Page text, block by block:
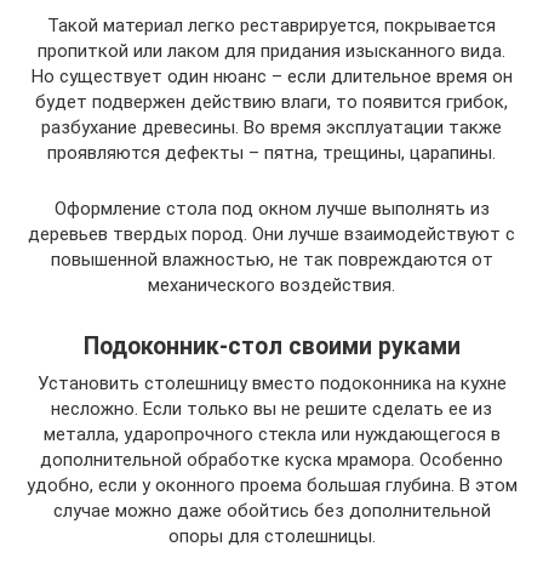
Такой материал легко реставрируется, покрывается
пропиткой или лаком для придания изысканного вида.
Но существует один нюанс – если длительное время он
будет подвержен действию влаги, то появится грибок,
разбухание древесины. Во время эксплуатации также
проявляются дефекты – пятна, трещины, царапины.
Оформление стола под окном лучше выполнять из
деревьев твердых пород. Они лучше взаимодействуют с
повышенной влажностью, не так повреждаются от
механического воздействия.
Подоконник-стол своими руками
Установить столешницу вместо подоконника на кухне
несложно. Если только вы не решите сделать ее из
металла, ударопрочного стекла или нуждающегося в
дополнительной обработке куска мрамора. Особенно
удобно, если у оконного проема большая глубина. В этом
случае можно даже обойтись без дополнительной
опоры для столешницы.